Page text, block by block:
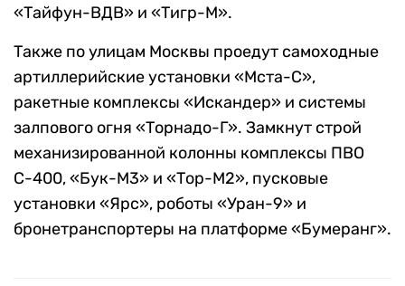
«Тайфун-ВДВ» и «Тигр-М».
Также по улицам Москвы проедут самоходные
артиллерийские установки «Мста-С»,
ракетные комплексы «Искандер» и системы
залпового огня «Торнадо-Г». Замкнут строй
механизированной колонны комплексы ПВО
С-400, «Бук-М3» и «Тор-М2», пусковые
установки «Ярс», роботы «Уран-9» и
бронетранспортеры на платформе «Бумеранг».